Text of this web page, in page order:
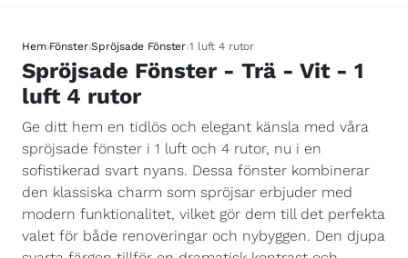
Hem›Fönster›Spröjsade Fönster›1 luft 4 rutor
Spröjsade Fönster - Trä - Vit - 1
luft 4 rutor
Ge ditt hem en tidlös och elegant känsla med våra
spröjsade fönster i 1 luft och 4 rutor, nu i en
sofistikerad svart nyans. Dessa fönster kombinerar
den klassiska charm som spröjsar erbjuder med
modern funktionalitet, vilket gör dem till det perfekta
valet för både renoveringar och nybyggen. Den djupa